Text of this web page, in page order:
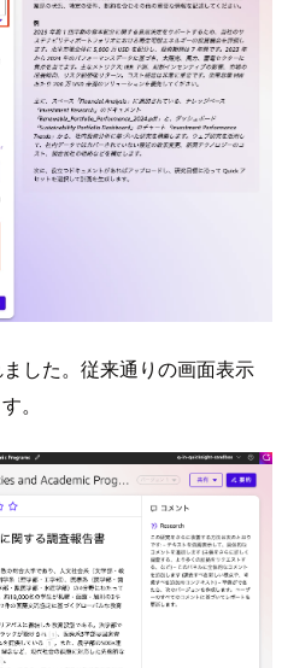
した。従来通りの画面表示
。